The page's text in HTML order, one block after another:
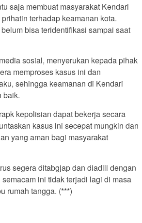
saja membuat masyarakat Kendari
terhadap keamanan kota.
bisa teridentifikasi sampai saat
sosial, menyerukan kepada pihak
memproses kasus ini dan
sehingga keamanan di Kendari
baik.
kepolisian dapat bekerja secara
kasus ini secepat mungkin dan
yang aman bagi masyarakat
segera ditabgjap dan diadili dengan
ini tidak terjadi lagi di masa
rumah tangga. (***)